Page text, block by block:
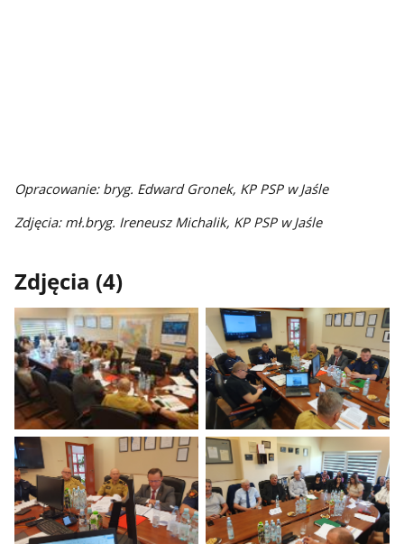
Opracowanie: bryg. Edward Gronek, KP PSP w Jaśle
Zdjęcia: mł.bryg. Ireneusz Michalik, KP PSP w Jaśle
Zdjęcia (4)
Pokaż
zdjęcie
1
z
galerii.
Pokaż
zdjęcie
2
z
galerii.